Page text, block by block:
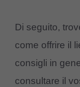
Di seguito,
come offrire il
consigli in
consultare il